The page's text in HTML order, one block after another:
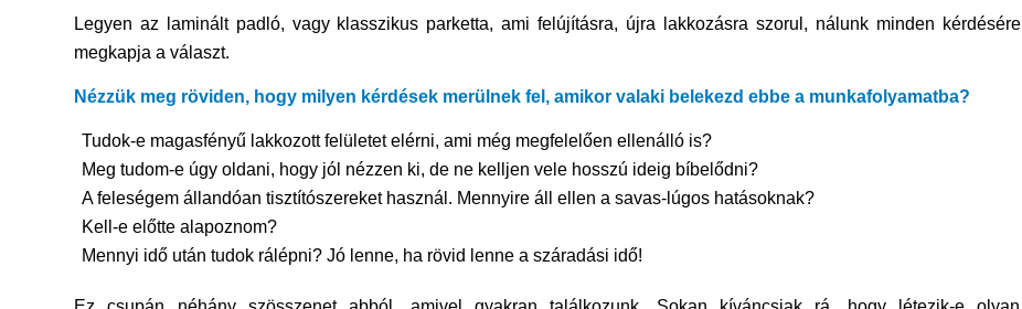
Legyen az laminált padló, vagy klasszikus parketta, ami felújításra, újra lakkozásra szorul, nálunk minden kérdésére
megkapja a választ.
Nézzük meg röviden, hogy milyen kérdések merülnek fel, amikor valaki belekezd ebbe a munkafolyamatba?
Tudok-e magasfényű lakkozott felületet elérni, ami még megfelelően ellenálló is?
Meg tudom-e úgy oldani, hogy jól nézzen ki, de ne kelljen vele hosszú ideig bíbelődni?
A feleségem állandóan tisztítószereket használ. Mennyire áll ellen a savas-lúgos hatásoknak?
Kell-e előtte alapoznom?
Mennyi idő után tudok rálépni? Jó lenne, ha rövid lenne a száradási idő!